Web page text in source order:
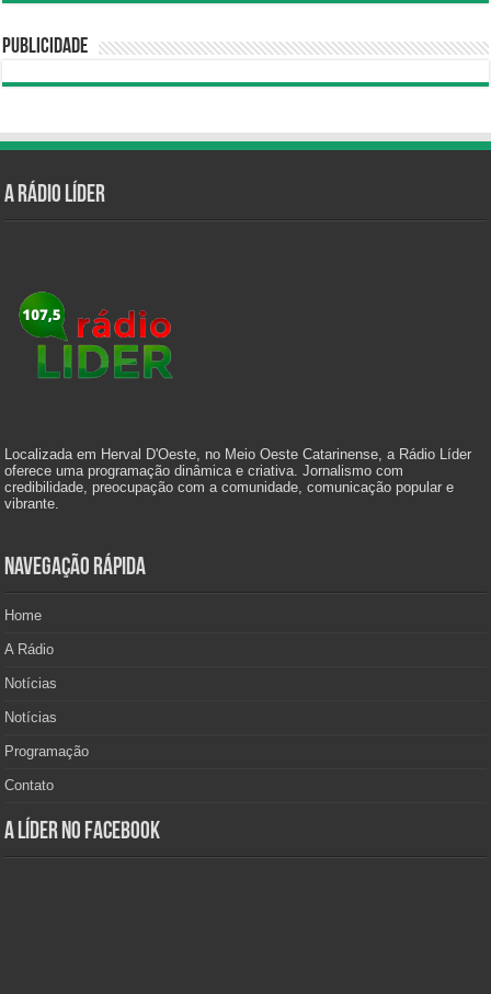
Publicidade
A Rádio Líder
Localizada em Herval D'Oeste, no Meio Oeste Catarinense, a Rádio Líder
oferece uma programação dinâmica e criativa. Jornalismo com
credibilidade, preocupação com a comunidade, comunicação popular e
vibrante.
Navegação Rápida
Home
A Rádio
Notícias
Notícias
Programação
Contato
A Líder no Facebook